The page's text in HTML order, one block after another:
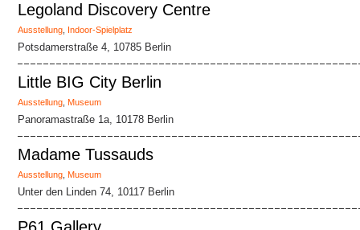
Legoland Discovery Centre
Ausstellung Indoor-Spielplatz
Potsdamerstraße 4, 10785 Berlin
Little BIG City Berlin
Ausstellung Museum
Panoramastraße 1a, 10178 Berlin
Madame Tussauds
Ausstellung Museum
Unter den Linden 74, 10117 Berlin